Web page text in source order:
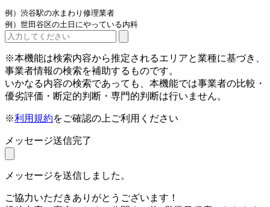
例）渋谷駅の水まわり修理業者
例）世田谷区の土日にやっている内科
※本機能は検索内容から推定されるエリアと業種に基づき、
事業者情報の検索を補助するものです。
いかなる内容の検索であっても、本機能では事業者の比較・
優劣評価・断定的判断・専門的判断は行いません。
※利用規約をご確認の上ご利用ください
メッセージ送信完了
メッセージを送信しました。
ご協力いただきありがとうございます！